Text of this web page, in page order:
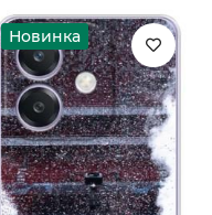
Новинка